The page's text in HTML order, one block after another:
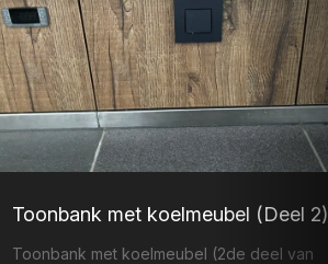
Toonbank met koelmeubel (Deel 2)
Toonbank met koelmeubel (2de deel van